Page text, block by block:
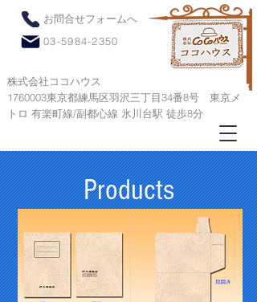
03-5984-2350
お問合せフォームへ
株式会社ココハウス
1760003東京都練馬区羽沢三丁目34番8号 ​東京メ
トロ 有楽町線/副都心線 氷川台駅 徒歩8分
Products